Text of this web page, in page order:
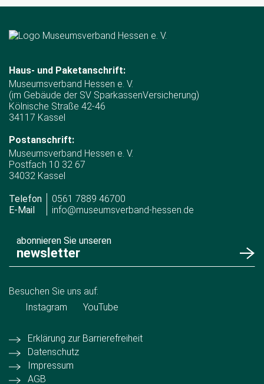
Haus- und Paketanschrift:
Museumsverband Hessen e. V.
(im Gebäude der SV SparkassenVersicherung)
Kölnische Straße 42-46
34117 Kassel
Postanschrift:
Museumsverband Hessen e. V.
Postfach 10 32 67
34032 Kassel
Telefon
0561 7889 46700
E-Mail
info@museumsverband-hessen.de
abonnieren Sie unseren
newsletter
Besuchen Sie uns auf:
Instagram
YouTube
Erklärung zur Barrierefreiheit
Datenschutz
Impressum
AGB